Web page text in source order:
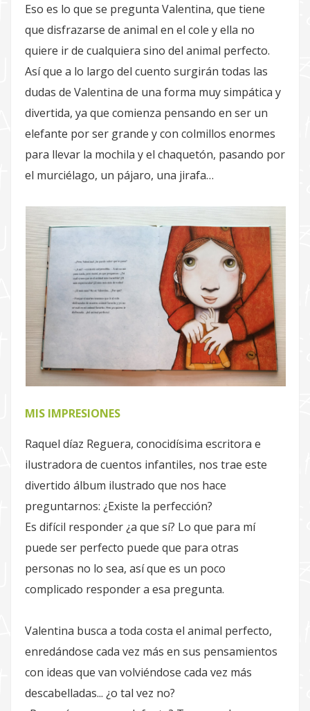
Eso es lo que se pregunta Valentina, que tiene
que disfrazarse de animal en el cole y ella no
quiere ir de cualquiera sino del animal perfecto.
Así que a lo largo del cuento surgirán todas las
dudas de Valentina de una forma muy simpática y
divertida, ya que comienza pensando en ser un
elefante por ser grande y con colmillos enormes
para llevar la mochila y el chaquetón, pasando por
el murciélago, un pájaro, una jirafa…
MIS IMPRESIONES
Raquel díaz Reguera, conocidísima escritora e
ilustradora de cuentos infantiles, nos trae este
divertido álbum ilustrado que nos hace
preguntarnos: ¿Existe la perfección?
Es difícil responder ¿a que sí? Lo que para mí
puede ser perfecto puede que para otras
personas no lo sea, así que es un poco
complicado responder a esa pregunta.
Valentina busca a toda costa el animal perfecto,
enredándose cada vez más en sus pensamientos
con ideas que van volviéndose cada vez más
descabelladas... ¿o tal vez no?